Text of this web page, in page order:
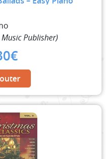
Publisher)
€